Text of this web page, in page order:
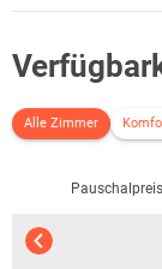
Alle Zimmer